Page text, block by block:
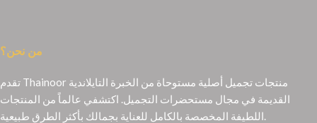
من نحن؟
تقدم Thainoor منتجات تجميل أصلية مستوحاة من الخبرة التايلاندية
القديمة في مجال مستحضرات التجميل. اكتشفي عالماً من المنتجات
اللطيفة المخصصة بالكامل للعناية بجمالك بأكثر الطرق طبيعية.